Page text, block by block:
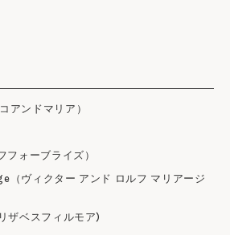
アンドマリア）
ォーブライズ）
（ヴィクター アンド ロルフ マリアージ
ザベスフィルモア)